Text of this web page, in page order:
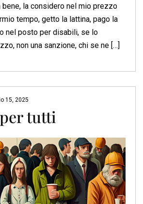
bene, la considero nel mio prezzo
tempo, getto la lattina, pago la
nel posto per disabili, se lo
non una sanzione, chi se ne […]
15, 2025
tutti